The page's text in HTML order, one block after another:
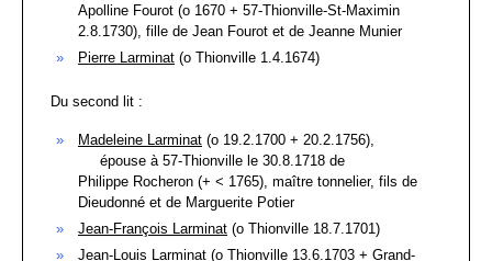
Apolline Fourot (o 1670 + 57-Thionville-St-Maximin
2.8.1730), fille de Jean Fourot et de Jeanne Munier
Pierre Larminat (o Thionville 1.4.1674)
Du second lit :
Madeleine Larminat (o 19.2.1700 + 20.2.1756),
épouse à 57-Thionville le 30.8.1718 de
Philippe Rocheron (+ < 1765), maître tonnelier, fils de
Dieudonné et de Marguerite Potier
Jean-François Larminat (o Thionville 18.7.1701)
Jean-Louis Larminat (o Thionville 13.6.1703 + Grand-